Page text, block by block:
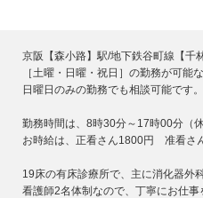
京阪【森小路】駅/地下鉄谷町線【千
［土曜・日曜・祝日］の勤務が可能
日曜日のみの勤務でも相談可能です
勤務時間は、8時30分～17時00分（
お時給は、正看さん1800円 准看さ
19床の有床診療所で、主に消化器外
看護師2名体制なので、丁寧にお仕事